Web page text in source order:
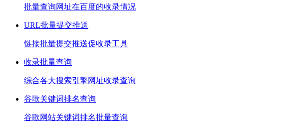
批量查询网址在百度的收录情况
URL批量提交推送
链接批量提交推送促收录工具
收录批量查询
综合各大搜索引擎网址收录查询
谷歌关键词排名查询
谷歌网站关键词排名批量查询